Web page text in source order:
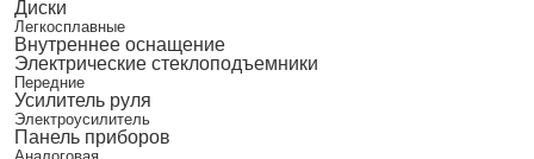
Диски
Легкосплавные
Внутреннее оснащение
Электрические стеклоподъемники
Передние
Усилитель руля
Электроусилитель
Панель приборов